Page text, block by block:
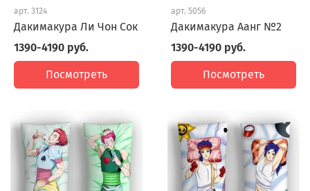
арт. 3124
Дакимакура Ли Чон Сок
1390-4190 руб.
Посмотреть
арт. 5056
Дакимакура Аанг №2
1390-4190 руб.
Посмотреть